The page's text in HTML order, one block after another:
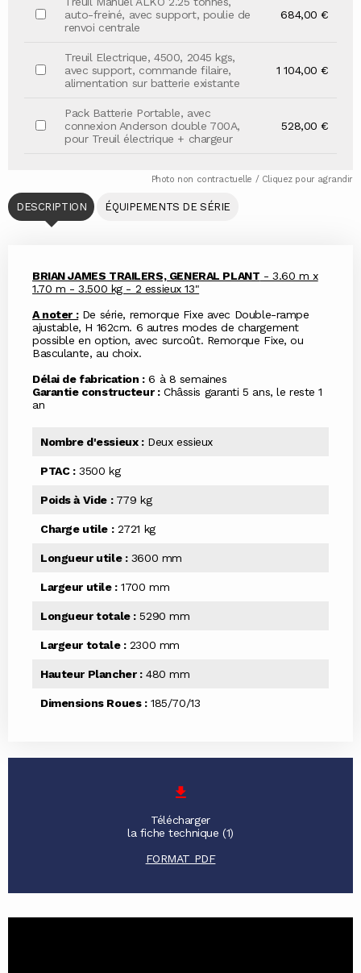
auto-freiné, avec support, poulie de
renvoi centrale
684,00 €
Treuil Electrique, 4500, 2045 kgs,
avec support, commande filaire,
alimentation sur batterie existante
1 104,00 €
Pack Batterie Portable, avec
connexion Anderson double 700A,
pour Treuil électrique + chargeur
528,00 €
Photo non contractuelle / Cliquez pour agrandir
DESCRIPTION ÉQUIPEMENTS DE SÉRIE
BRIAN JAMES TRAILERS, GENERAL PLANT - 3.60 m x
1.70 m - 3.500 kg - 2 essieux 13"
A noter :De série, remorque Fixe avec Double-rampe
ajustable, H 162cm. 6 autres modes de chargement
possible en option, avec surcoût. Remorque Fixe, ou
Basculante, au choix.
Délai de fabrication :6 à 8 semaines
Garantie constructeur :Châssis garanti 5 ans, le reste 1
an
Nombre d'essieux :Deux essieux
PTAC :3500 kg
Poids à Vide :779 kg
Charge utile :2721 kg
Longueur utile :3600 mm
Largeur utile :1700 mm
Longueur totale :5290 mm
Largeur totale :2300 mm
Hauteur Plancher :480 mm
Dimensions Roues :185/70/13
Télécharger
la fiche technique (1)
FORMAT PDF